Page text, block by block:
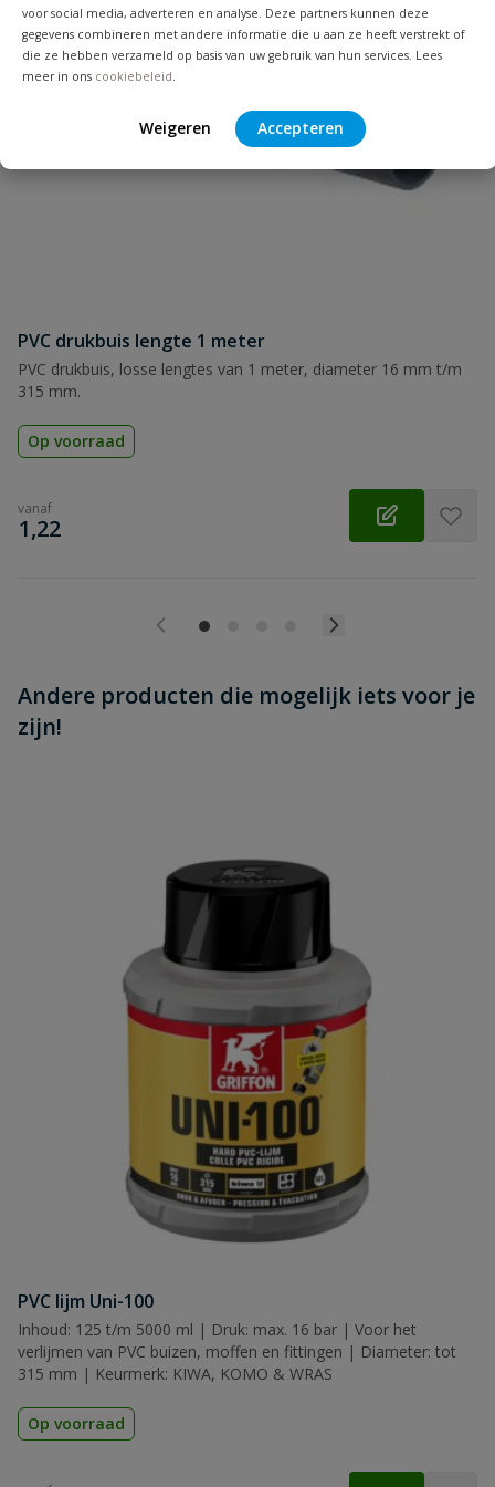
voor social media, adverteren en analyse. Deze partners kunnen deze
gegevens combineren met andere informatie die u aan ze heeft verstrekt of
die ze hebben verzameld op basis van uw gebruik van hun services. Lees
meer in ons cookiebeleid.
Weigeren Accepteren
Naam
Beoordeling versturen
PVC drukbuis lengte 1 meter
PVC drukbuis, losse lengtes van 1 meter, diameter 16 mm t/m
315 mm.
Op voorraad
vanaf
€
1,22
Andere producten die mogelijk iets voor je
zijn!
PVC lijm Uni-100
Inhoud: 125 t/m 5000 ml | Druk: max. 16 bar | Voor het
verlijmen van PVC buizen, moffen en fittingen | Diameter: tot
315 mm | Keurmerk: KIWA, KOMO & WRAS
Op voorraad